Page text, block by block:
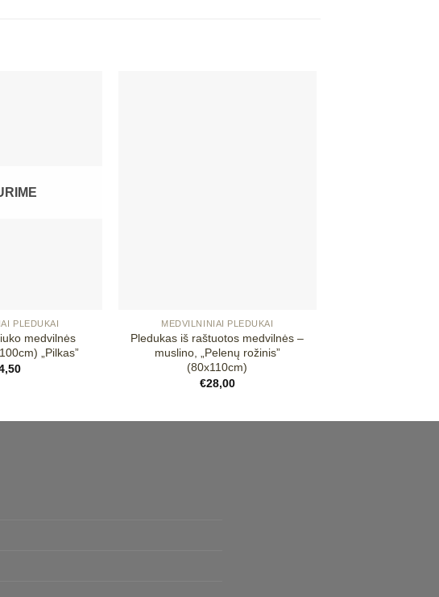
PLEDUKAI
medvilnės
„Pilkas”
MEDVILNINIAI PLEDUKAI
Pledukas iš raštuotos medvilnės –
muslino, „Pelenų rožinis”
(80x110cm)
€28,00